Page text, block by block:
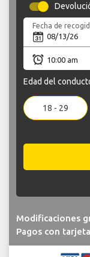
Fecha de
Edad del
18 - 29
Modificaciones
Pagos con